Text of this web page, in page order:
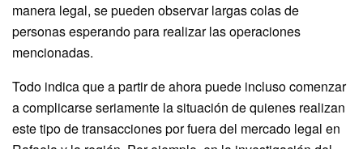
manera legal, se pueden observar largas colas de
personas esperando para realizar las operaciones
mencionadas.
Todo indica que a partir de ahora puede incluso comenzar
a complicarse seriamente la situación de quienes realizan
este tipo de transacciones por fuera del mercado legal en